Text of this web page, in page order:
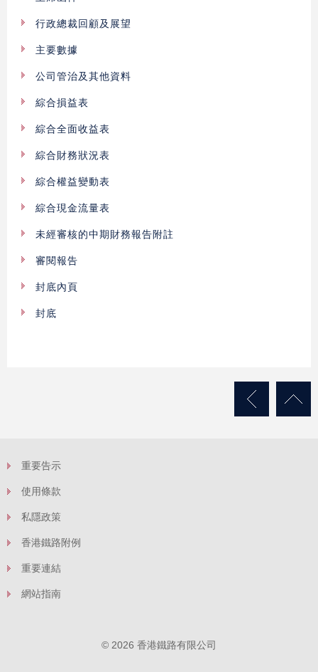
行政總裁回顧及展望
主要數據
公司管治及其他資料
綜合損益表
綜合全面收益表
綜合財務狀況表
綜合權益變動表
綜合現金流量表
未經審核的中期財務報告附註
審閱報告
封底內頁
封底
重要告示
使用條款
私隱政策
香港鐵路附例
重要連結
網站指南
© 2026 香港鐵路有限公司